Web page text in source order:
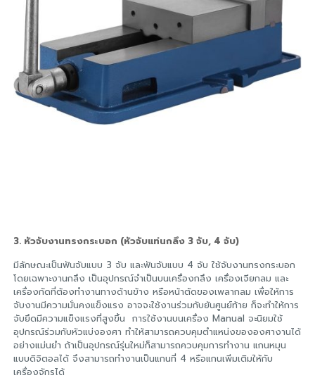
3. หัวจับงานทรงกระบอก (หัวจับแท่นกลึง 3 จับ, 4 จับ)
มีลักษณะเป็นฟันจับแบบ 3 จับ และฟันจับแบบ 4 จับ ใช้จับงานทรงกระบอก
โดยเฉพาะงานกลึง เป็นอุปกรณ์จำเป็นบนเครื่องกลึง เครื่องเจียกลม และ
เครื่องกัดที่ต้องทำงานทางด้านข้าง หรือหน้าตัดของเพลากลม เพื่อให้การ
จับงานมีความมั่นคงแข็งแรง อาจจะใช้งานร่วมกับยันศูนย์ท้าย ก็จะทำให้การ
จับยึดมีความแข็งแรงที่สูงขึ้น การใช้งานบนเครื่อง Manual จะนิยมใช้
อุปกรณ์ร่วมกับหัวแบ่งองศา ทำให้สามารถควบคุมตำแหน่งขององศางานได้
อย่างแม่นยำ ถ้าเป็นอุปกรณ์รุ่นใหม่ก็สามารถควบคุมการทำงาน แกนหมุน
แบบดิจิตอลได้ จึงสามารถทำงานเป็นแกนที่ 4 หรือแกนเพิ่มเติมให้กับ
เครื่องจักรได้